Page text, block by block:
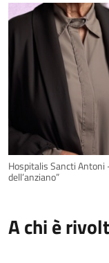
Hospitalis Sancti Antoni
dell’anziano”
A chi è